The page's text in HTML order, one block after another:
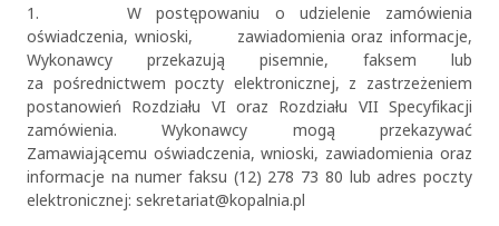
1. W postępowaniu o udzielenie zamówienia
oświadczenia, wnioski, zawiadomienia oraz informacje,
Wykonawcy przekazują pisemnie, faksem lub
za pośrednictwem poczty elektronicznej, z zastrzeżeniem
postanowień Rozdziału VI oraz Rozdziału VII Specyfikacji
zamówienia. Wykonawcy mogą przekazywać
Zamawiającemu oświadczenia, wnioski, zawiadomienia oraz
informacje na numer faksu (12) 278 73 80 lub adres poczty
elektronicznej: sekretariat@kopalnia.pl